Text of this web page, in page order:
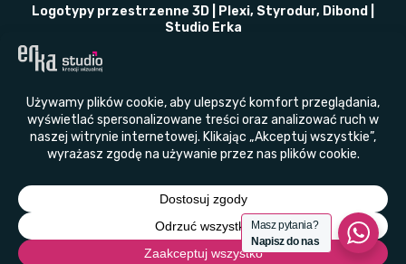
Logotypy przestrzenne 3D | Plexi, Styrodur, Dibond |
Studio Erka
​Folie okienne w placówkach publicznych –
rozwiązaniu
23.05.2026
© Studio Kreacji Wizualnej ERKA 2011 - 2026
Wszelkie prawa zastrzeżone
Masz pytania?
Napisz do nas